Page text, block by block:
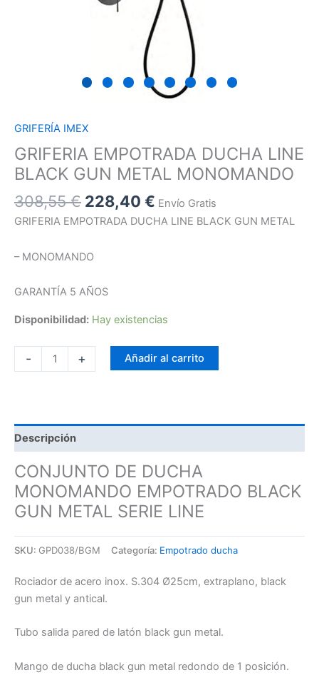
GRIFERÍA IMEX
GRIFERIA EMPOTRADA DUCHA LINE
BLACK GUN METAL MONOMANDO
308,55€ 228,40 € Envío Gratis
GRIFERIA EMPOTRADA DUCHA LINE BLACK GUN METAL
– MONOMANDO
GARANTÍA 5 AÑOS
Disponibilidad: Hay existencias
- + Añadir al carrito
Descripción
CONJUNTO DE DUCHA
MONOMANDO EMPOTRADO BLACK
GUN METAL SERIE LINE
SKU: GPD038/BGM Categoría: Empotrado ducha
Rociador de acero inox. S.304 Ø25cm, extraplano, black
gun metal y antical.
Tubo salida pared de latón black gun metal.
Mango de ducha black gun metal redondo de 1 posición.